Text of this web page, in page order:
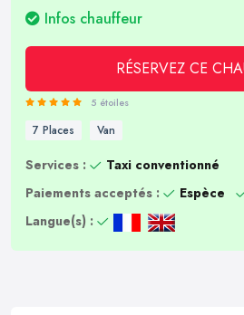
Infos chauffeur
RÉSERVEZ CE
5 étoiles
7 Places Van
Services :
Taxi conventionné
Paiements acceptés :
Espèce
Langue(s) :